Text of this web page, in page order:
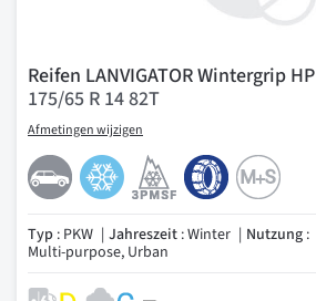
Reifen LANVIGATOR Wintergrip HP
175/65 R 14 82T
Afmetingen wijzigen
Typ : PKW Jahreszeit : Winter Nutzung :
Multi-purpose, Urban